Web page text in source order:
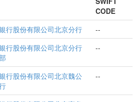
CODE
行股份有限公司北京分行
--
行股份有限公司北京分行
--
行股份有限公司北京魏公
--